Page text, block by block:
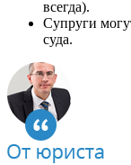
всегда).
Супруги
суда.